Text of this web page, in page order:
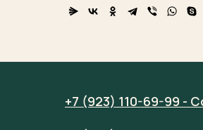
+7 (923) 110-69-99 -